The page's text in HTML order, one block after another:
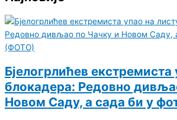
Бјелогрлићев екстремиста
блокадера: Редовно
Новом Саду, а сада би у